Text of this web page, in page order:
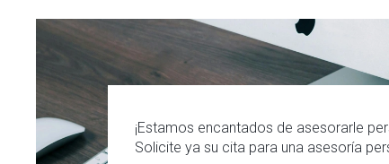
¡Estamos encantados de asesorarle
Solicite ya su cita para una asesoría